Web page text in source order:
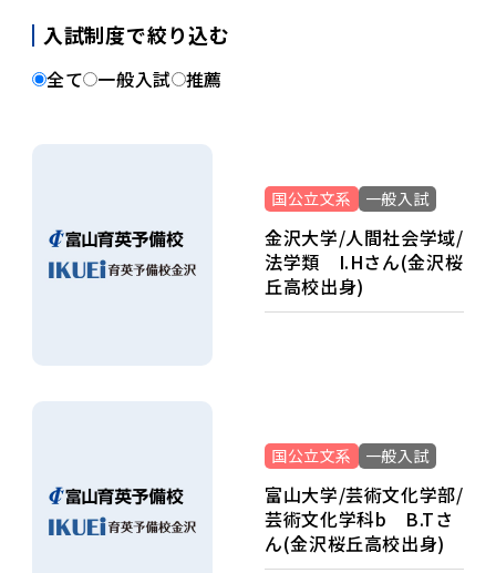
入試制度で絞り込む
全て 一般入試 推薦
国公立文系 一般入試
金沢大学/人間社会学域/
法学類 I.Hさん(金沢桜
丘高校出身)
国公立文系 一般入試
富山大学/芸術文化学部/
芸術文化学科b B.Tさ
ん(金沢桜丘高校出身)